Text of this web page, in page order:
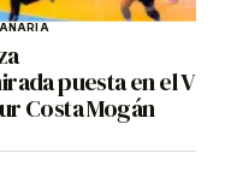
puesta en el V
Costa Mogán